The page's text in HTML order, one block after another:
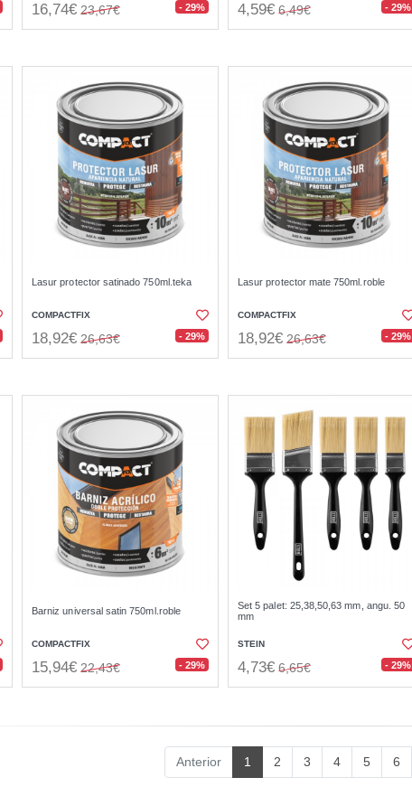
16,74€ 23,67€ - 29% 4,59€ 6,49€ - 29%
Lasur protector satinado 750ml.teka
COMPACTFIX
18,92€ 26,63€ - 29%
Lasur protector mate 750ml.roble
COMPACTFIX
18,92€ 26,63€ - 29%
Barniz universal satin 750ml.roble
COMPACTFIX
15,94€ 22,43€ - 29%
Set 5 palet: 25,38,50,63 mm, angu. 50
mm
STEIN
4,73€ 6,65€ - 29%
Anterior 1 2 3 4 5 6